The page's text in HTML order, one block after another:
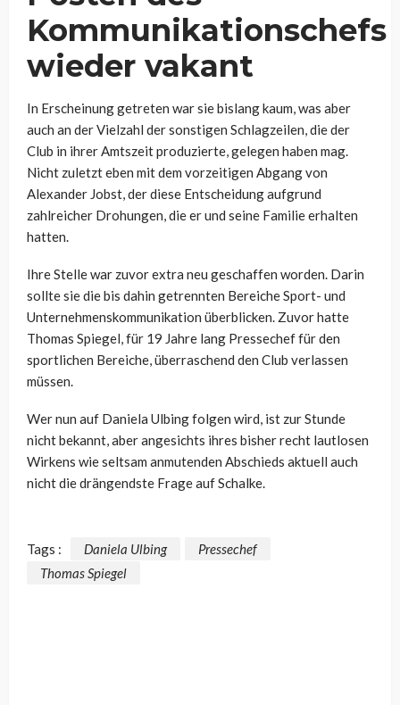
Kommunikationschefs
wieder vakant
In Erscheinung getreten war sie bislang kaum, was aber
auch an der Vielzahl der sonstigen Schlagzeilen, die der
Club in ihrer Amtszeit produzierte, gelegen haben mag.
Nicht zuletzt eben mit dem vorzeitigen Abgang von
Alexander Jobst, der diese Entscheidung aufgrund
zahlreicher Drohungen, die er und seine Familie erhalten
hatten.
Ihre Stelle war zuvor extra neu geschaffen worden. Darin
sollte sie die bis dahin getrennten Bereiche Sport- und
Unternehmenskommunikation überblicken. Zuvor hatte
Thomas Spiegel, für 19 Jahre lang Pressechef für den
sportlichen Bereiche, überraschend den Club verlassen
müssen.
Wer nun auf Daniela Ulbing folgen wird, ist zur Stunde
nicht bekannt, aber angesichts ihres bisher recht lautlosen
Wirkens wie seltsam anmutenden Abschieds aktuell auch
nicht die drängendste Frage auf Schalke.
Tags : Daniela Ulbing
Pressechef
Thomas Spiegel